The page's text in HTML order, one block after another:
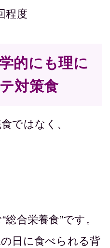
程度
的にも理に
対策食
ではなく、
合栄養食”です。
日に食べられる背